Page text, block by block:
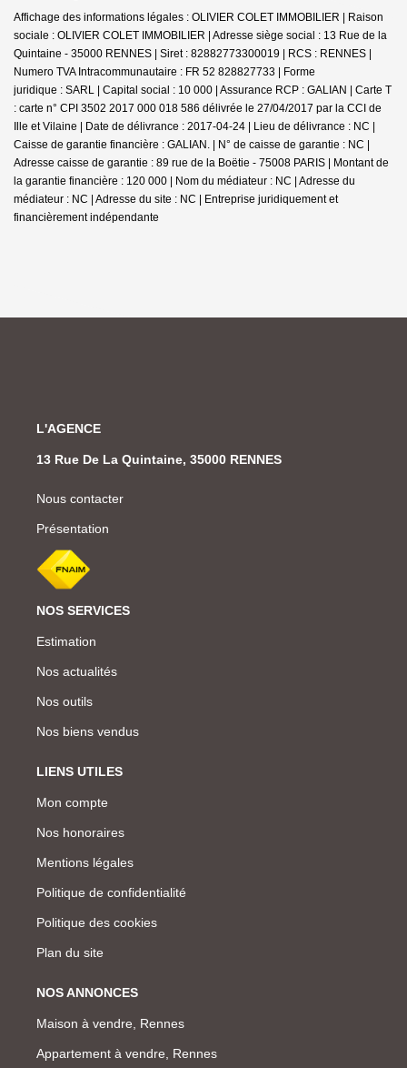
Affichage des informations légales : OLIVIER COLET IMMOBILIER | Raison
sociale : OLIVIER COLET IMMOBILIER | Adresse siège social : 13 Rue de la
Quintaine - 35000 RENNES | Siret : 82882773300019 | RCS : RENNES |
Numero TVA Intracommunautaire : FR 52 828827733 | Forme
juridique : SARL | Capital social : 10 000 | Assurance RCP : GALIAN | Carte T
: carte n° CPI 3502 2017 000 018 586 délivrée le 27/04/2017 par la CCI de
Ille et Vilaine | Date de délivrance : 2017-04-24 | Lieu de délivrance : NC |
Caisse de garantie financière : GALIAN. | N° de caisse de garantie : NC |
Adresse caisse de garantie : 89 rue de la Boëtie - 75008 PARIS | Montant de
la garantie financière : 120 000 | Nom du médiateur : NC | Adresse du
médiateur : NC | Adresse du site : NC | Entreprise juridiquement et
financièrement indépendante
L'AGENCE
13 Rue De La Quintaine, 35000 RENNES
Nous contacter
Présentation
NOS SERVICES
Estimation
Nos actualités
Nos outils
Nos biens vendus
LIENS UTILES
Mon compte
Nos honoraires
Mentions légales
Politique de confidentialité
Politique des cookies
Plan du site
NOS ANNONCES
Maison à vendre, Rennes
Appartement à vendre, Rennes